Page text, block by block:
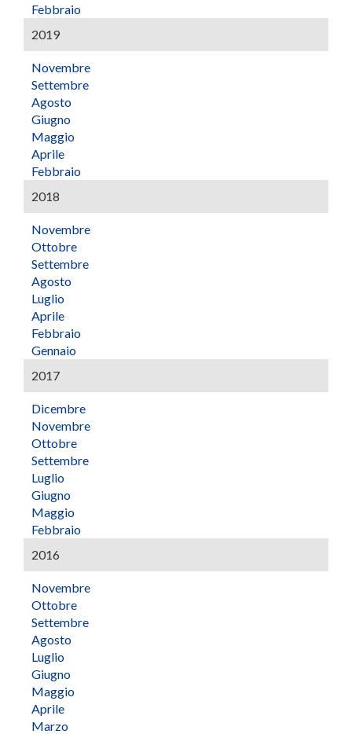
Febbraio
2019
Novembre
Settembre
Agosto
Giugno
Maggio
Aprile
Febbraio
2018
Novembre
Ottobre
Settembre
Agosto
Luglio
Aprile
Febbraio
Gennaio
2017
Dicembre
Novembre
Ottobre
Settembre
Luglio
Giugno
Maggio
Febbraio
2016
Novembre
Ottobre
Settembre
Agosto
Luglio
Giugno
Maggio
Aprile
Marzo